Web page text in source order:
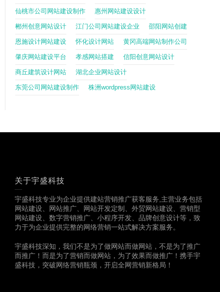
仙桃市公司网站建设制作 惠州网站建设设计
郴州创意网站设计 江门公司网站建设企业 邵阳网站创建
恩施设计网站建设 怀化设计网站 黄冈高端网站制作公司
肇庆网站建设平台 孝感网站搭建 信阳创意网站设计
商丘建筑设计网站 湖北企业网站设计
东莞公司网站建设制作 株洲wordpress网站建设
关于宇盛科技
宇盛科技专业为企业提供建站营销推广获客服务,主营业务包括
网站建设、网站推广、网站开发定制、外贸网站建设、营销型
网站建设、数字营销推广、小程序开发、品牌创意设计等，致
力于为企业提供完整的网络营销一站式解决方案服务。
宇盛科技深知，我们不是为了做网站而做网站，不是为了推广
而推广！而是为了营销而做网站，为了效果而做推广！携手宇
盛科技，突破网络营销瓶颈，开启全网营销新格局！